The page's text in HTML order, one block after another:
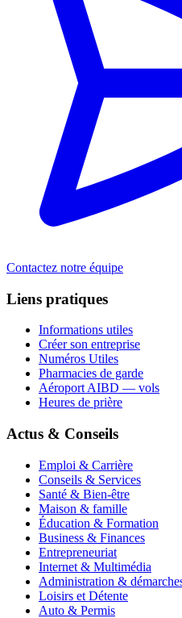
Contactez notre équipe
Liens pratiques
Informations utiles
Créer son entreprise
Numéros Utiles
Pharmacies de garde
Aéroport AIBD — vols
Heures de prière
Actus & Conseils
Emploi & Carrière
Conseils & Services
Santé & Bien-être
Maison & famille
Éducation & Formation
Business & Finances
Entrepreneuriat
Internet & Multimédia
Administration &
Loisirs et Détente
Auto & Permis